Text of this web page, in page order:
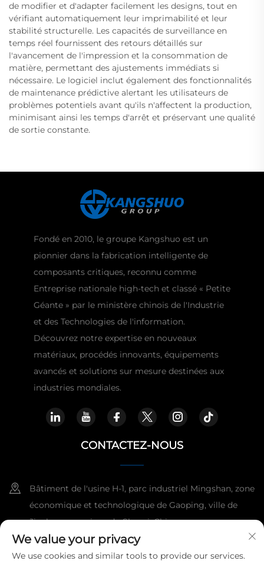
de modifier et d'adapter facilement les designs, tout en
vérifiant automatiquement leur imprimabilité et leur
stabilité structurelle. Les capacités de surveillance en
temps réel fournissent des retours détaillés sur
l'avancement de l'impression et la consommation de
matière, permettant des ajustements immédiats si
nécessaire. Le logiciel inclut également des fonctionnalités
de maintenance prédictive alertant les utilisateurs de
problèmes potentiels avant qu'ils n'affectent la production,
minimisant ainsi les temps d'arrêt et préservant une qualité
de sortie constante.
Fondé en 2010, le groupe Kangshuo est un
pionnier dans la fabrication intelligente de
composants critiques, reconnu comme
Entreprise nationale high-tech et classé « Petite
Géante » par le ministère chinois de l'Industrie
et des Technologies de l'information.
Découvrez notre expertise en nouveaux
matériaux, procédés innovants, équipements
avancés et solutions sur mesure destinées aux
industries mondiales.
CONTACTEZ-NOUS
Bâtiment de l'usine H-1, parc industriel Mingshan, zone
économique et technologique de Gaoping, ville de
Jincheng, province du Shanxi, Chine.
+86-15921818960
We value your privacy
We use cookies and similar tools to provide our services.